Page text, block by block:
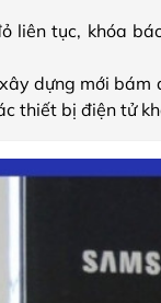
liên tục, khóa
dựng mới bám
thiết bị điện tử